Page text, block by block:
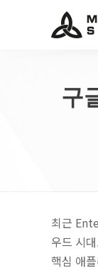
구
최근
우드 시
핵심 애